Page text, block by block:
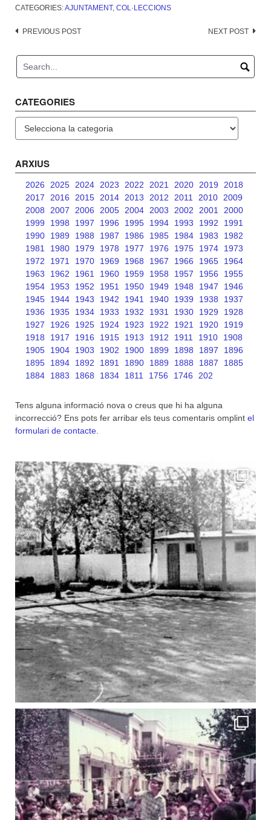
CATEGORIES:AJUNTAMENT, COL·LECCIONS
Post
PREVIOUS POST NEXT POST
CATEGORIES
ARXIUS
2026 2025 2024 2023 2022 2021 2020 2019
2018
2017
2016 2015 2014 2013 2012 2011 2010
2009
2008
2007 2006 2005 2004 2003 2002 2001
2000
1999
1998 1997 1996 1995 1994 1993 1992
1991
1990
1989 1988 1987 1986 1985 1984 1983
1982
1981
1980 1979 1978 1977 1976 1975 1974
1973
1972
1971 1970 1969 1968 1967 1966 1965
1964
1963
1962 1961 1960 1959 1958 1957 1956
1955
1954
1953 1952 1951 1950 1949 1948 1947
1946
1945
1944 1943 1942 1941 1940 1939 1938
1937
1936
1935 1934 1933 1932 1931 1930 1929
1928
1927
1926 1925 1924 1923 1922 1921 1920
1919
1918
1917 1916 1915 1913 1912 1911 1910
1908
1905
1904 1903 1902 1900 1899 1898 1897
1896
1895
1894 1892 1891 1890 1889 1888 1887
1885
1884
1883 1868 1834 1811 1756 1746 202
Tens alguna informació nova o creus que hi ha alguna
incorrecció? Ens pots fer arribar els teus comentaris omplint el
formulari de contacte